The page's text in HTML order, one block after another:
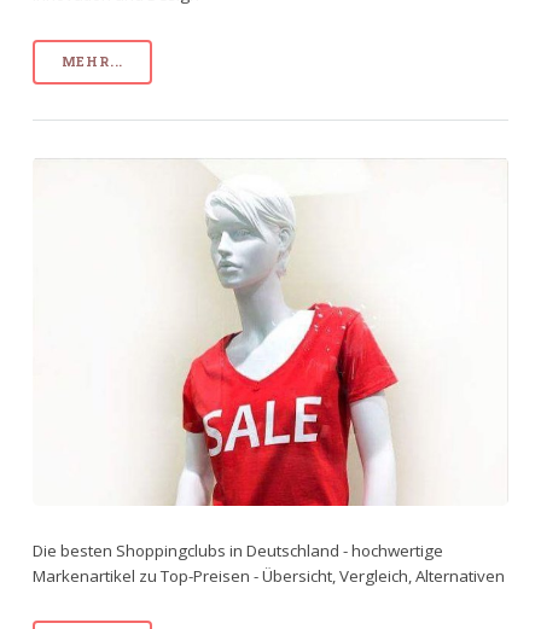
MEHR...
Die besten Shoppingclubs in Deutschland - hochwertige
Markenartikel zu Top-Preisen - Übersicht, Vergleich, Alternativen